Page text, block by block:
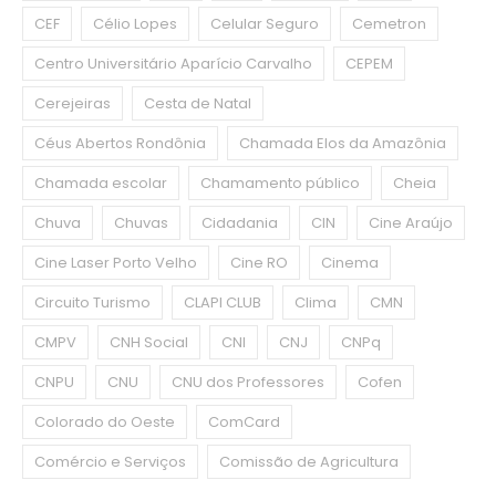
CEF
Célio Lopes Celular Seguro
Cemetron
Centro Universitário Aparício Carvalho
CEPEM
Cerejeiras
Cesta de Natal
Céus Abertos Rondônia
Chamada Elos da Amazônia
Chamada escolar
Chamamento público
Cheia
Chuva
Chuvas Cidadania CIN
Cine Araújo
Cine Laser Porto Velho
Cine RO
Cinema
Circuito Turismo
CLAPI CLUB Clima
CMN
CMPV
CNH Social CNI CNJ
CNPq
CNPU
CNU CNU dos Professores
Cofen
Colorado do Oeste
ComCard
Comércio e Serviços
Comissão de Agricultura